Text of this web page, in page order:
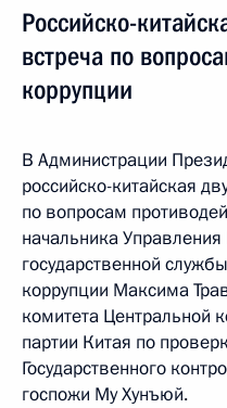
Российско-
встреча по
коррупции
В Администрации
российско-китайская
по вопросам
начальника
государственной
коррупции Максима
комитета Центральной
партии Китая по
Государственного
госпожи Му Хунъюй.